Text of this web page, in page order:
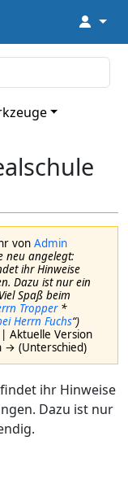
↓
vonAdmin
neu angelegt:
ihr Hinweise
Dazu ist nur ein
Spaß beim
Tropper*
Herrn Fuchs“)
Aktuelle Version
→ (Unterschied)
ihr Hinweise
Dazu ist nur